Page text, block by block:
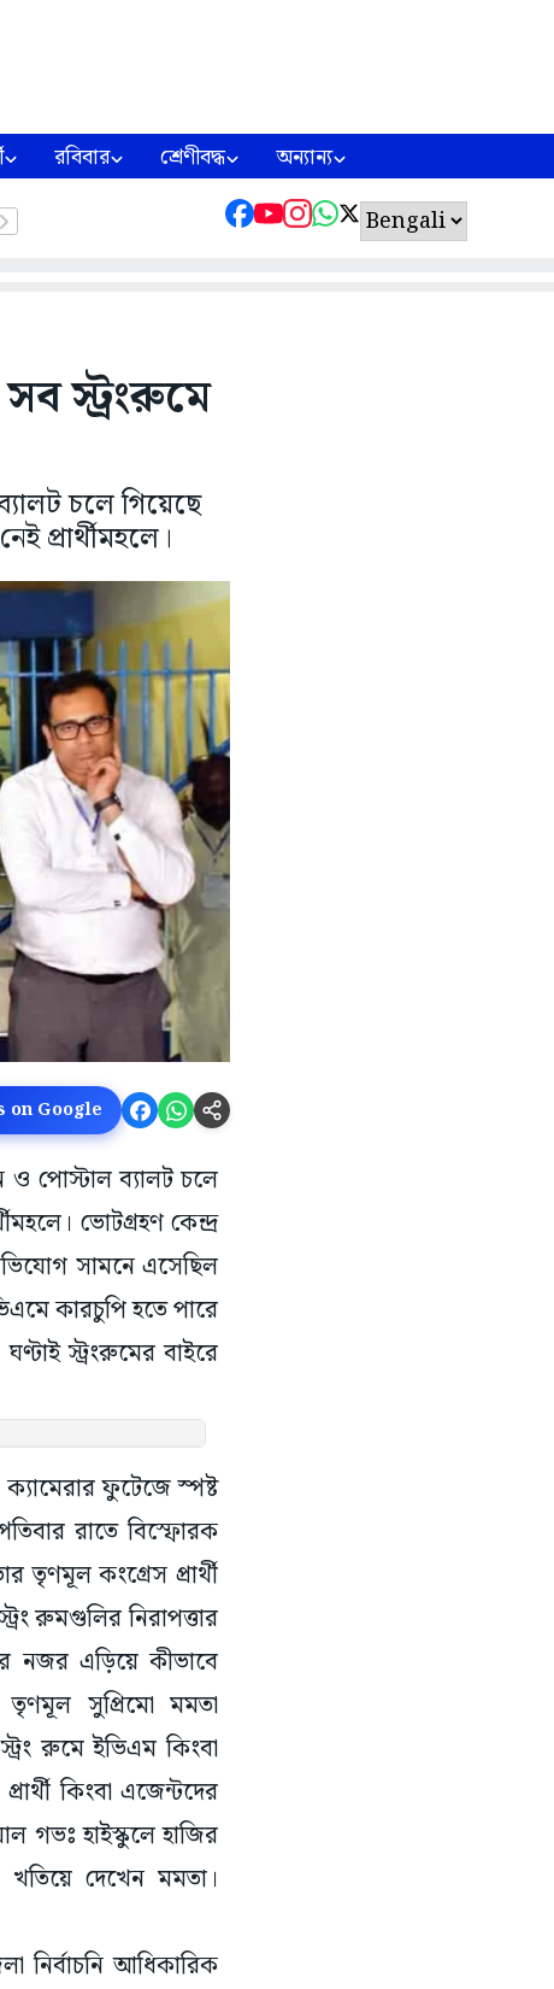
রবিবার শ্রেণীবদ্ধ অন্যান্য
স্ট্রংরুমে
চলে গিয়েছে
প্রার্থীমহলে।
on Google
ও পোস্টাল ব্যালট চলে
ভোটগ্রহণ কেন্দ্র
সামনে এসেছিল
কারচুপি হতে পারে
স্ট্রংরুমের বাইরে
ফুটেজে স্পষ্ট
রাতে বিস্ফোরক
তৃণমূল কংগ্রেস প্রার্থী
রুমগুলির নিরাপত্তার
নজর এড়িয়ে কীভাবে
তৃণমূল সুপ্রিমো মমতা
রুমে ইভিএম কিংবা
কিংবা এজেন্টদের
গভঃ হাইস্কুলে হাজির
খতিয়ে দেখেন মমতা।
নির্বাচনি আধিকারিক